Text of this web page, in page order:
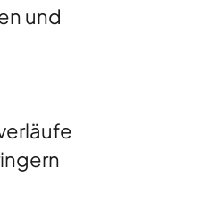
und